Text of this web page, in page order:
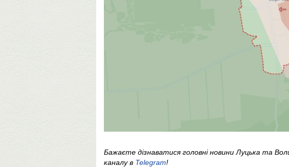
Бажаєте дізнаватися головні новини Луцька та
каналу в Telegram!